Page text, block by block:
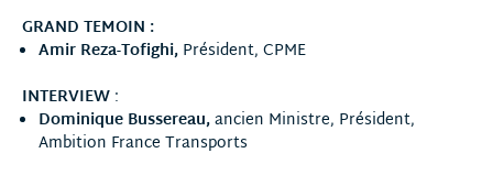
GRAND TEMOIN :
Amir Reza-Tofighi, Président, CPME
INTERVIEW :
Dominique Bussereau,ancien Ministre, Président,
Ambition France Transports